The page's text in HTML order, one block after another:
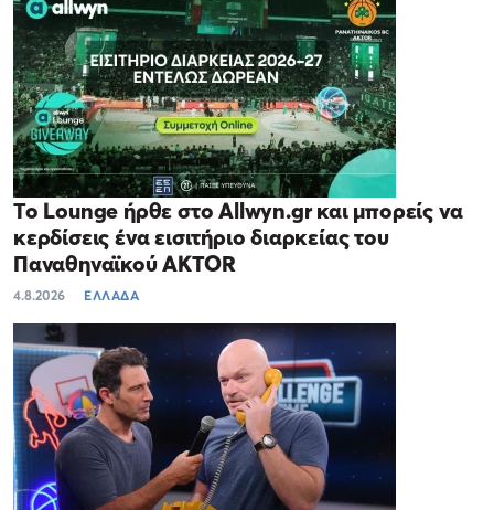
Το Lounge ήρθε στο Allwyn.gr και μπορείς να
κερδίσεις ένα εισιτήριο διαρκείας του
Παναθηναϊκού AKTOR
4.8.2026 ΕΛΛΑΔΑ